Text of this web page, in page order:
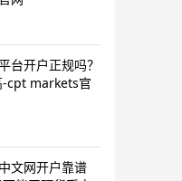
台开户正规吗？
-cpt markets官
文网开户靠谱